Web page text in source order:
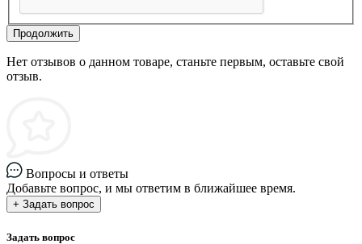
Продолжить
Нет отзывов о данном товаре, станьте первым, оставьте свой
отзыв.
Вопросы и ответы
Добавьте вопрос, и мы ответим в ближайшее время.
+ Задать вопрос
Задать вопрос